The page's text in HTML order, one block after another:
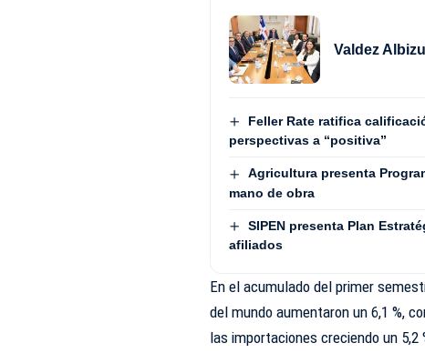
Valdez
Feller Rate ratifica
perspectivas a “positiva”
Agricultura presenta
mano de obra
SIPEN presenta Plan
afiliados
En el acumulado del primer
del mundo aumentaron un 6,1 %,
las importaciones creciendo un 5,2